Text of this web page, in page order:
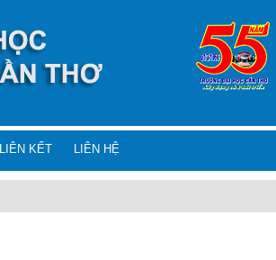
LIÊN KẾT LIÊN HỆ